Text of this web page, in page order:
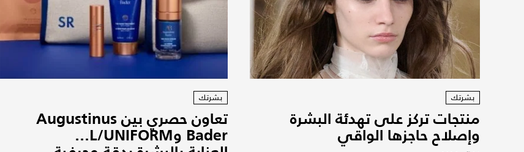
بشرتك
منتجات تركز على تهدئة البشرة
وإصلاح حاجزها الواقي
بشرتك
تعاون حصري بين Augustinus
Bader وL/UNIFORM...